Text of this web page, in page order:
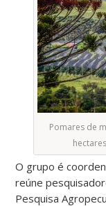
Pomares de
O grupo é
reúne
Pesquisa